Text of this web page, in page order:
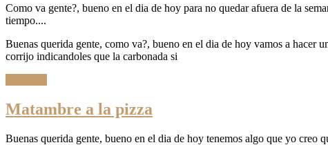
Como va gente?, bueno en el dia de hoy para no quedar afuera de la
tiempo....
Buenas querida gente, como va?, bueno en el dia de hoy vamos a hacer
corrijo indicandoles que la carbonada si
Matambre a la pizza
Buenas querida gente, bueno en el dia de hoy tenemos algo que yo creo